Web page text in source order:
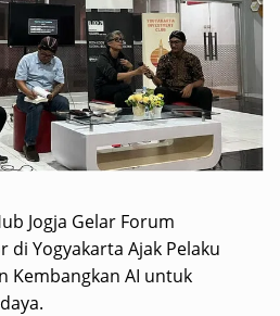
Jogja Gelar Forum
di Yogyakarta Ajak Pelaku
Kembangkan AI untuk